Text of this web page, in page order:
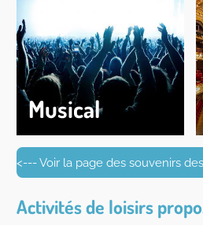
Musical
<--- Voir la page des souvenirs
Activités de loisirs